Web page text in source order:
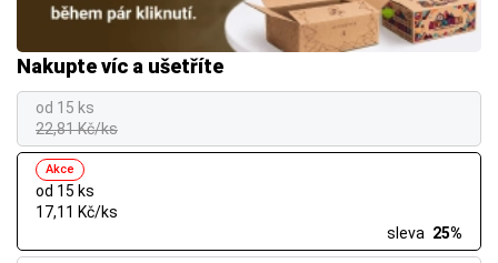
Nakupte víc a ušetříte
od 15 ks
22,81 Kč/ks
od 15 ks
Akce
17,11 Kč/ks
sleva 25%